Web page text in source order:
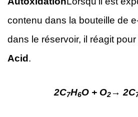
contenu dans la bouteille de
dans le réservoir, il réagit
Acid .
2C7H6O + O2→ 2C